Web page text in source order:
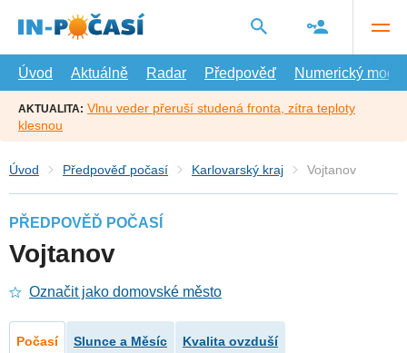
hlavní
Úvod
Aktuálně Radar Předpověď Numerický model
AKTUALITA: Vlnu veder přeruší studená fronta, zítra teploty
klesnou
Úvod Předpověď počasí Karlovarský kraj Vojtanov
PŘEDPOVĚĎ POČASÍ
Vojtanov
Označit jako domovské město
Počasí Slunce a Měsíc Kvalita ovzduší